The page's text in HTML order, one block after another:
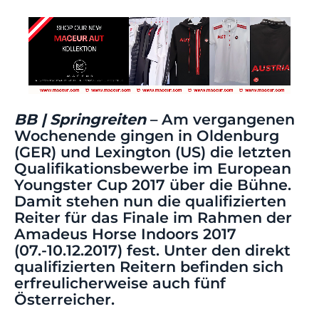
BB | Springreiten– Am vergangenen
Wochenende gingen in Oldenburg
(GER) und Lexington (US) die letzten
Qualifikationsbewerbe im European
Youngster Cup 2017 über die Bühne.
Damit stehen nun die qualifizierten
Reiter für das Finale im Rahmen der
Amadeus Horse Indoors 2017
(07.-10.12.2017) fest. Unter den direkt
qualifizierten Reitern befinden sich
erfreulicherweise auch fünf
Österreicher.